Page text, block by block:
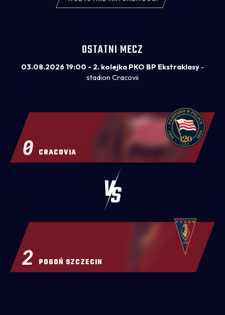
OSTATNI MECZ
03.08.2026 19:00 - 2. kolejka PKO BP Ekstraklasy-
stadion Cracovii
0 CRACOVIA
POGOŃ SZCZECIN
2